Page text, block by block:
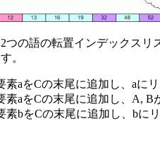
2つの語の転置インデックス
。
素aをCの末尾に追加し、aに
素aをCの末尾に追加し、A, B
素bをCの末尾に追加し、bに